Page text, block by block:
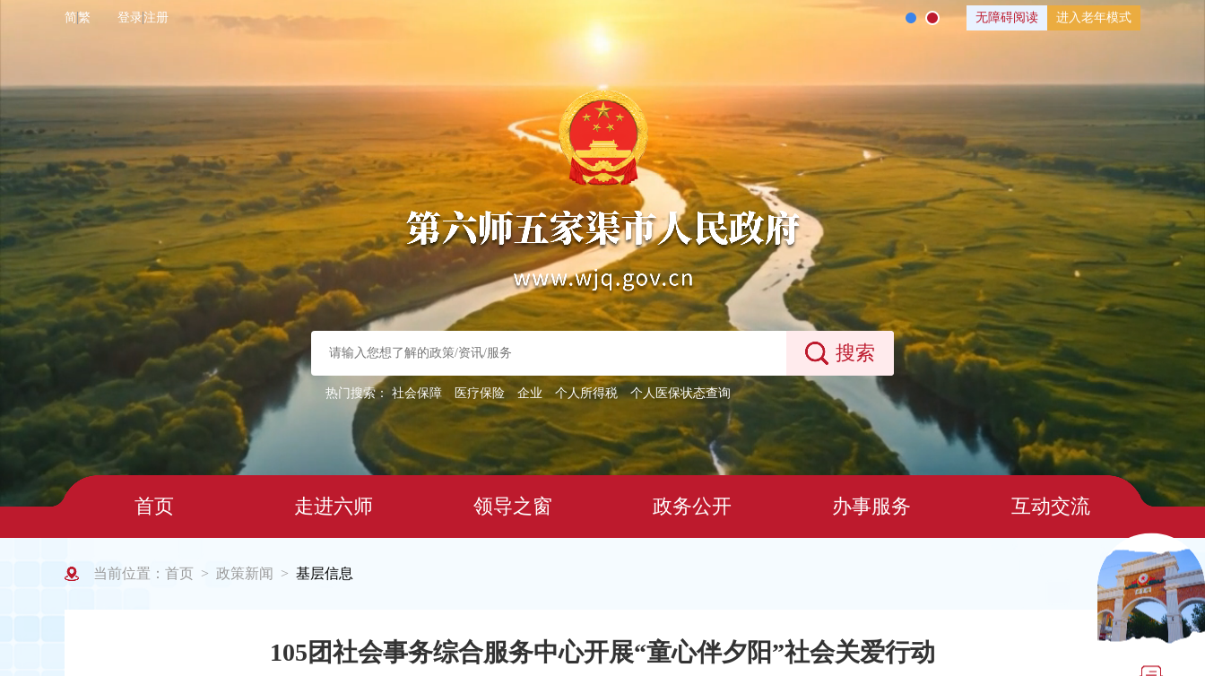
简繁 登录注册 无障碍阅读 进入老年模式
搜索
热门搜索： 社会保障 医疗保险 企业 个人所得税 个人医保状态查询
首页 走进六师 领导之窗 政务公开 办事服务 互动交流
当前位置： 首页 > 政策新闻 > 基层信息
105团社会事务综合服务中心开展“童心伴夕阳”社会关爱行动